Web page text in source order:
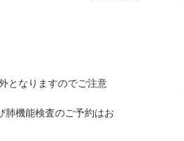
となりますのでご注意
機能検査のご予約はお